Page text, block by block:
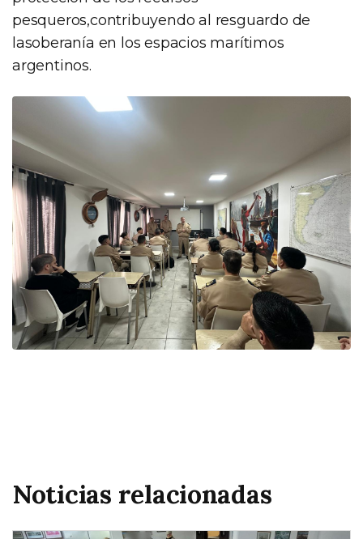
pesqueros,contribuyendo al resguardo de
lasoberanía en los espacios marítimos
argentinos.
Noticias relacionadas